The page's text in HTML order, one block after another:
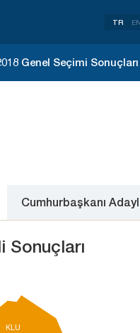
TR EN
Genel Seçimi Sonuçları
Cumhurbaşkanı
Sonuçları
KLU